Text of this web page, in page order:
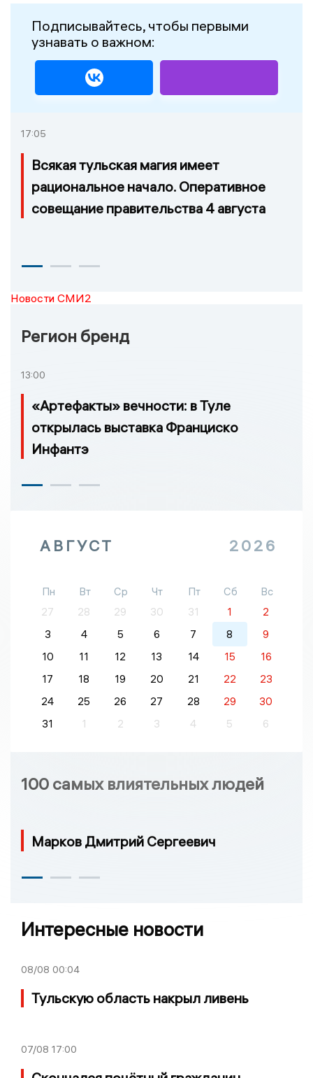
Подписывайтесь, чтобы первыми
узнавать о важном:
17:05
Всякая тульская магия имеет
рациональное начало. Оперативное
совещание правительства 4 августа
Новости СМИ2
Регион бренд
13:00
«Артефакты» вечности: в Туле
открылась выставка Франциско
Инфантэ
АВГУСТ 2026
Пн Вт Ср Чт Пт Сб
Вс
27
28 29 30 31 1
2
3
4 5 6 7 8
9
10
11 12 13 14 15
16
17
18 19 20 21 22
23
24
25 26 27 28 29
30
31
1 2 3 4 5 6
100 самых влиятельных людей
Марков Дмитрий Сергеевич
Интересные новости
08/08 00:04
Тульскую область накрыл ливень
07/08 17:00